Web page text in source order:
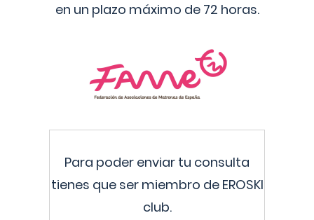
en un plazo máximo de 72 horas.
Para poder enviar tu consulta
tienes que ser miembro de EROSKI
club.